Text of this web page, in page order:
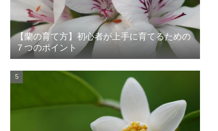
【蘭の育て方】初心者が上手に育てるための
７つのポイント